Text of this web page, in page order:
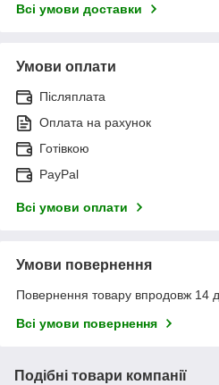
Всі умови доставки
Умови оплати
Післяплата
Оплата на рахунок
Готівкою
PayPal
Всі умови оплати
Умови повернення
Повернення товару впродовж 14
Всі умови повернення
Подібні товари компанії